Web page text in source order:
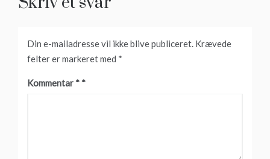
Din e-mailadresse vil ikke blive publiceret. Krævede
felter er markeret med *
Kommentar *